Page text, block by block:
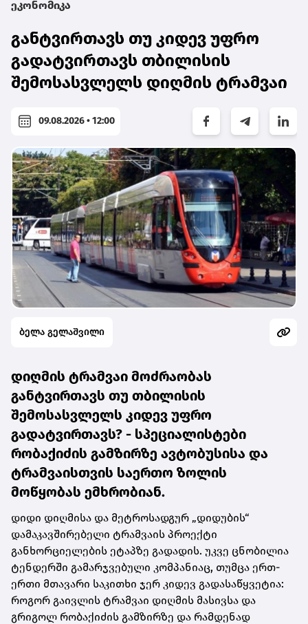
ეკონომიკა
განტვირთავს თუ კიდევ უფრო
გადატვირთავს თბილისის
შემოსასვლელს დიღმის ტრამვაი
09.08.2026 • 12:00
ბელა გელაშვილი
დიღმის ტრამვაი მოძრაობას
განტვირთავს თუ თბილისის
შემოსასვლელს კიდევ უფრო
გადატვირთავს? - სპეციალისტები
რობაქიძის გამზირზე ავტობუსისა და
ტრამვაისთვის საერთო ზოლის
მოწყობას ემხრობიან.
დიდი დიღმისა და მეტროსადგურ „დიდუბის“
დამაკავშირებელი ტრამვაის პროექტი
განხორციელების ეტაპზე გადადის. უკვე ცნობილია
ტენდერში გამარჯვებული კომპანიაც, თუმცა ერთ-
ერთი მთავარი საკითხი ჯერ კიდევ გადასაწყვეტია:
როგორ გაივლის ტრამვაი დიღმის მასივსა და
გრიგოლ რობაქიძის გამზირზე და რამდენად